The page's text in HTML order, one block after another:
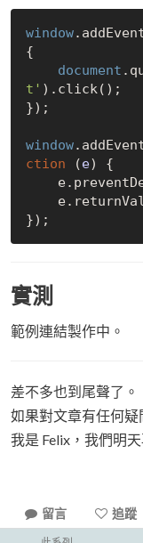
window
{
document
t' ).click();
});
window
ction (e) {
實測
範例連結製作中。
差不多也到尾聲了。
如果對文章有任何疑
我是 Felix，我們明天
留言 追蹤